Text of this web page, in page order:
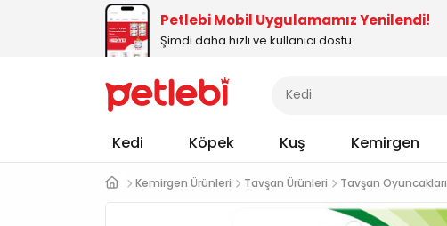
Petlebi Mobil Uygulamamız Yenilendi!
Şimdi daha hızlı ve kullanıcı dostu
Kedi Köpek Kuş Kemirgen
Kemirgen Ürünleri Tavşan Ürünleri Tavşan Oyuncakları